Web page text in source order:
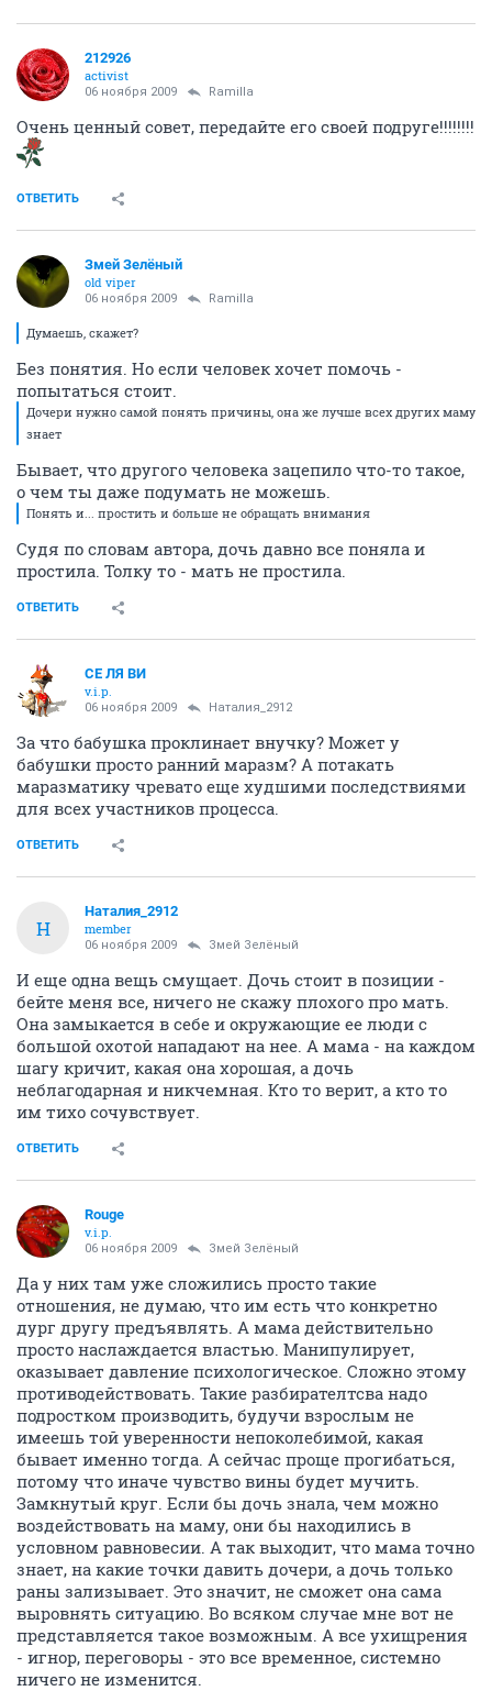
212926
activist
06 ноября 2009 Ramilla
Очень ценный совет, передайте его своей подруге!!!!!!!!
ОТВЕТИТЬ
Змей Зелёный
old viper
06 ноября 2009 Ramilla
Думаешь, скажет?
Без понятия. Но если человек хочет помочь -
попытаться стоит.
Дочери нужно самой понять причины, она же лучше всех других маму
знает
Бывает, что другого человека зацепило что-то такое,
о чем ты даже подумать не можешь.
Понять и... простить и больше не обращать внимания
Судя по словам автора, дочь давно все поняла и
простила. Толку то - мать не простила.
ОТВЕТИТЬ
СЕ ЛЯ ВИ
v.i.p.
06 ноября 2009 Наталия_2912
За что бабушка проклинает внучку? Может у
бабушки просто ранний маразм? А потакать
маразматику чревато еще худшими последствиями
для всех участников процесса.
ОТВЕТИТЬ
Н
Наталия_2912
member
06 ноября 2009 Змей Зелёный
И еще одна вещь смущает. Дочь стоит в позиции -
бейте меня все, ничего не скажу плохого про мать.
Она замыкается в себе и окружающие ее люди с
большой охотой нападают на нее. А мама - на каждом
шагу кричит, какая она хорошая, а дочь
неблагодарная и никчемная. Кто то верит, а кто то
им тихо сочувствует.
ОТВЕТИТЬ
Rouge
v.i.p.
06 ноября 2009 Змей Зелёный
Да у них там уже сложились просто такие
отношения, не думаю, что им есть что конкретно
дург другу предъявлять. А мама действительно
просто наслаждается властью. Манипулирует,
оказывает давление психологическое. Сложно этому
противодействовать. Такие разбирателтсва надо
подростком производить, будучи взрослым не
имеешь той уверенности непоколебимой, какая
бывает именно тогда. А сейчас проще прогибаться,
потому что иначе чувство вины будет мучить.
Замкнутый круг. Если бы дочь знала, чем можно
воздействовать на маму, они бы находились в
условном равновесии. А так выходит, что мама точно
знает, на какие точки давить дочери, а дочь только
раны зализывает. Это значит, не сможет она сама
выровнять ситуацию. Во всяком случае мне вот не
представляется такое возможным. А все ухищрения
- игнор, переговоры - это все временное, системно
ничего не изменится.